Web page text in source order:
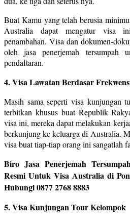
Buat Kamu yang telah berusia
Australia dapat mengatur visa
penambahan. Visa dan dokumen-
oleh jasa penerjemah tersumpah
pendaftaran.
4. Visa Lawatan Berdasar
Masih sama seperti visa kunjungan
terbitkan khusus buat Republik
visa ini, mereka dapat melakukan
berkunjung ke keluarga di Australia.
visa buat tiap-tiap orang ini sangatlah
Biro Jasa Penerjemah
Resmi Untuk Visa Australia di
Hubungi 0877 2768 8883
5. Visa Kunjungan Tour Kelompok